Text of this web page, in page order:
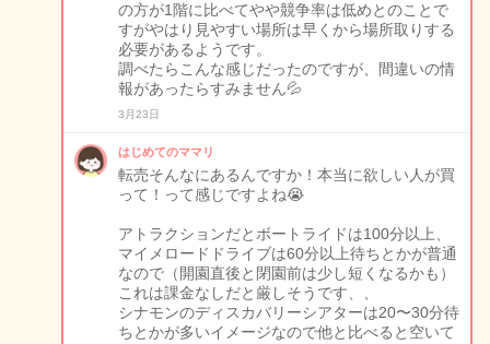
の方が1階に比べてやや競争率は低めとのことで
すがやはり見やすい場所は早くから場所取りする
必要があるようです。
調べたらこんな感じだったのですが、間違いの情
報があったらすみません💦
3月23日
はじめてのママリ
転売そんなにあるんですか！本当に欲しい人が買
って！って感じですよね😭
アトラクションだとボートライドは100分以上、
マイメロードドライブは60分以上待ちとかが普通
なので（開園直後と閉園前は少し短くなるかも）
これは課金なしだと厳しそうです、、
シナモンのディスカバリーシアターは20〜30分待
ちとかが多いイメージなので他と比べると空いて